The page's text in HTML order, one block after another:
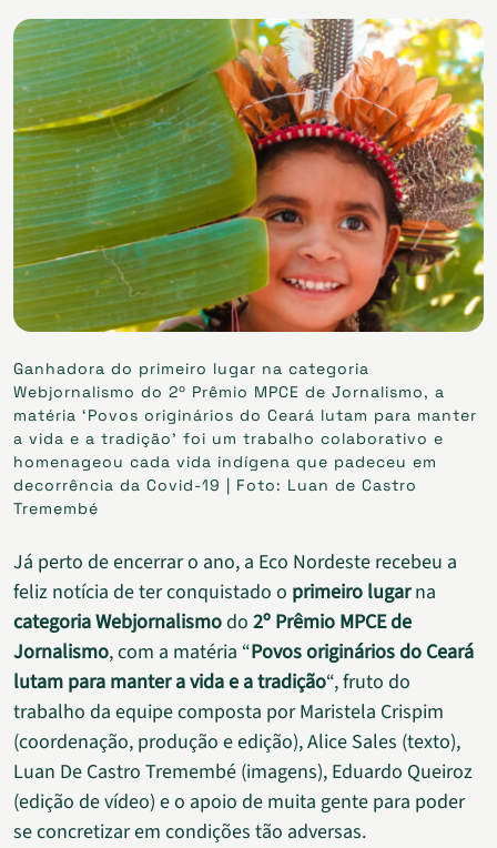
Ganhadora do primeiro lugar na categoria
Webjornalismo do 2º Prêmio MPCE de Jornalismo, a
matéria ‘Povos originários do Ceará lutam para manter
a vida e a tradição’ foi um trabalho colaborativo e
homenageou cada vida indígena que padeceu em
decorrência da Covid-19 | Foto: Luan de Castro
Tremembé
Já perto de encerrar o ano, a Eco Nordeste recebeu a
feliz notícia de ter conquistado o primeiro lugarna
categoria Webjornalismodo 2º Prêmio MPCE de
Jornalismo, com a matéria “Povos originários do Ceará
lutam para manter a vida e a tradição“, fruto do
trabalho da equipe composta por Maristela Crispim
(coordenação, produção e edição), Alice Sales (texto),
Luan De Castro Tremembé (imagens), Eduardo Queiroz
(edição de vídeo) e o apoio de muita gente para poder
se concretizar em condições tão adversas.